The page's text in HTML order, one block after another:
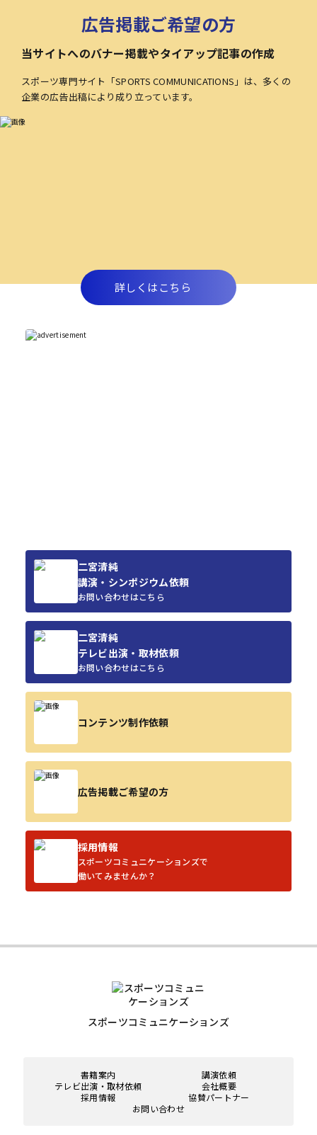
広告掲載ご希望の方
当サイトへのバナー掲載やタイアップ記事の作成
スポーツ専門サイト「SPORTS COMMUNICATIONS」は、多くの
企業の広告出稿により成り立っています。
詳しくはこちら
二宮清純
講演・シンポジウム依頼
お問い合わせはこちら
二宮清純
テレビ出演・取材依頼
お問い合わせはこちら
コンテンツ制作依頼
広告掲載ご希望の方
採用情報
スポーツコミュニケーションズで
働いてみませんか？
スポーツコミュニケーションズ
書籍案内
講演依頼
テレビ出演・取材依頼
会社概要
採用情報
協賛パートナー
お問い合わせ